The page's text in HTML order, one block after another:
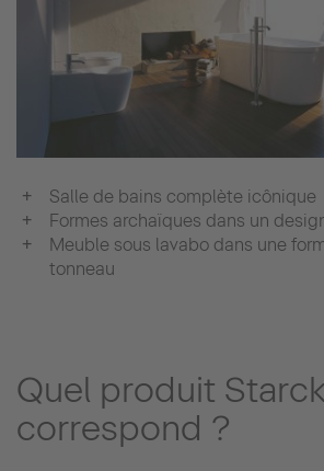
Salle de bains complète icônique
Formes archaïques dans un
Meuble sous lavabo dans une
tonneau
Quel produit
correspond ?